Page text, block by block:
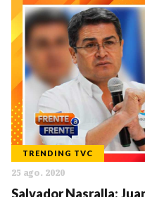
TRENDING TVC
25 ago. 2020
Salvador Nasralla: